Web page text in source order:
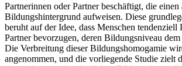
Partnerinnen oder Partner beschäftigt, die einen
Bildungshintergrund aufweisen. Diese
beruht auf der Idee, dass Menschen tendenziell
Partner bevorzugen, deren Bildungsniveau
Die Verbreitung dieser Bildungshomogamie
angenommen, und die vorliegende Studie zielt